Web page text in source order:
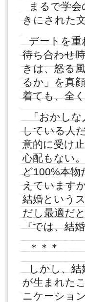
まるで学
きにされた
デートを
待ち合わせ
きは、怒る
るか」を真
着ても、全
「おかし
している人
意的に受け
心配もない
ど100%本物
えています
結婚という
だし最適だ
『では、結
＊＊＊
しかし、
が生まれた
ニケーショ